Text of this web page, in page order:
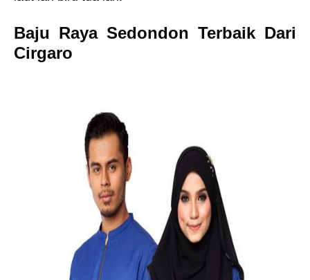
Baju Raya Sedondon Terbaik Dari
Cirgaro